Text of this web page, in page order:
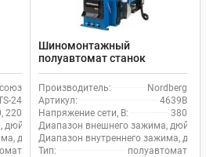
24
220
дюйм:
11-21
дюйм: 12-24
Шиномонтажный
полуавтомат станок
Nordberg 4639B для
легкового и коммерческого
транспорта
Производитель:
Nordberg
Артикул:
4639B
Напряжение сети, В:
380
Диапазон внешнего зажима, дюйм:
Диапазон внутреннего зажима,
Тип:
полуавтомат